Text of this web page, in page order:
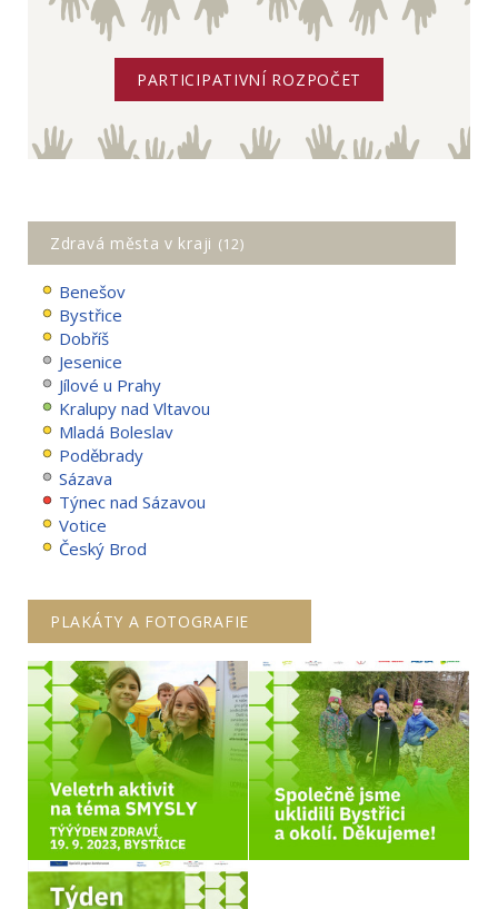
PARTICIPATIVNÍ ROZPOČET
Zdravá města v kraji (12)
Benešov
Bystřice
Dobříš
Jesenice
Jílové u Prahy
Kralupy nad Vltavou
Mladá Boleslav
Poděbrady
Sázava
Týnec nad Sázavou
Votice
Český Brod
PLAKÁTY A FOTOGRAFIE